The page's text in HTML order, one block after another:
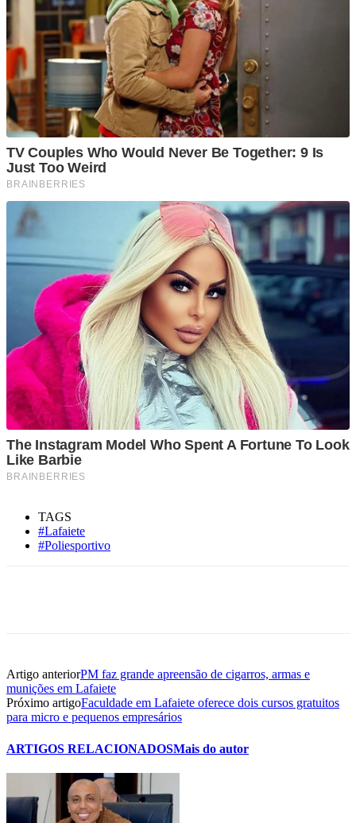
TAGS
#Lafaiete
#Poliesportivo
Artigo anteriorPM faz grande apreensão de cigarros, armas e
munições em Lafaiete
Próximo artigoFaculdade em Lafaiete oferece dois cursos gratuitos
para micro e pequenos empresários
ARTIGOS RELACIONADOSMais do autor